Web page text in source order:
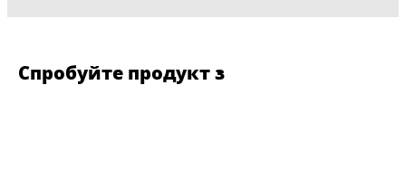
Спробуйте продукт з